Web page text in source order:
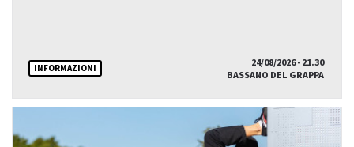
INFORMAZIONI
24/08/2026 - 21.30
BASSANO DEL GRAPPA